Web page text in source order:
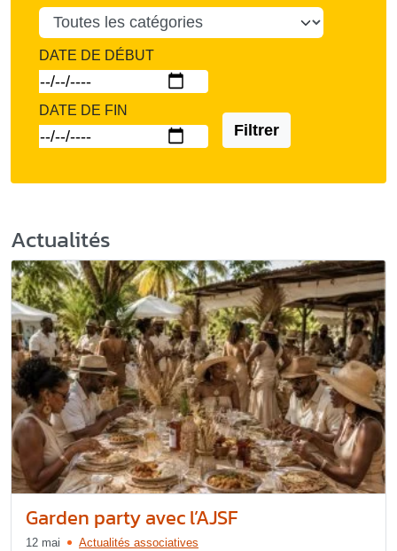
DATE DE DÉBUT
DATE DE FIN
Filtrer
Actualités
Garden party avec l’AJSF
12 mai Actualités associatives